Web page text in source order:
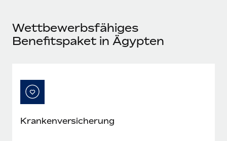
Wettbewerbsfähiges
Benefitspaket in Ägypten
Kranken­versicherung